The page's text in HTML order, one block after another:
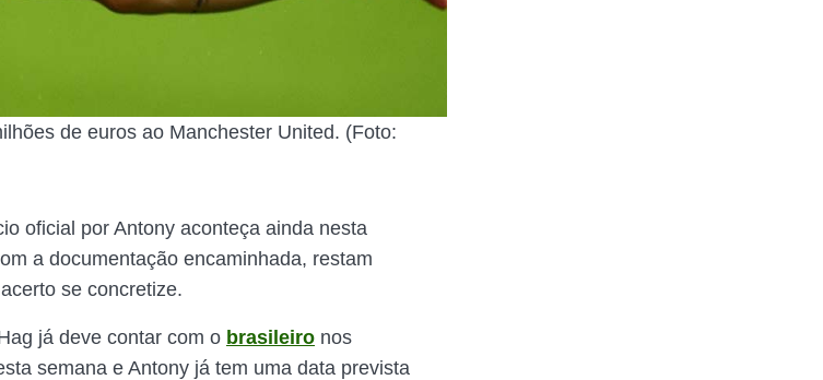
de euros ao Manchester United. (Foto:
oficial por Antony aconteça ainda nesta
a documentação encaminhada, restam
se concretize.
já deve contar com o brasileiro nos
semana e Antony já tem uma data prevista